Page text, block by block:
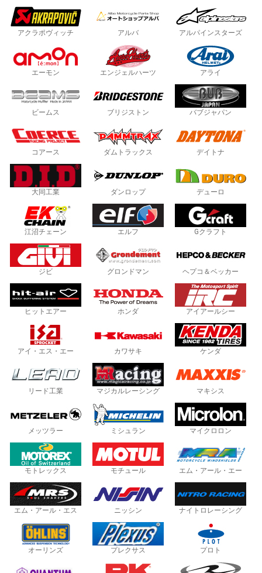
アクラポヴィッチ アルバ アルパインスターズ
エーモン エンジェルハーツ アライ
ビームス ブリジストン バブジャパン
コアース ダムトラックス デイトナ
大同工業 ダンロップ デューロ
江沼チェーン エルフ Gクラフト
ジビ グロンドマン ヘプコ＆ベッカー
ヒットエアー ホンダ アイアールシー
アイ・エス・エー カワサキ ケンダ
リード工業 マジカルレーシング マキシス
メッツラー ミシュラン マイクロロン
モトレックス モチュール エム・アール・エー
エム・アール・エス ニッシン ナイトロレーシング
オーリンズ プレクサス プロト